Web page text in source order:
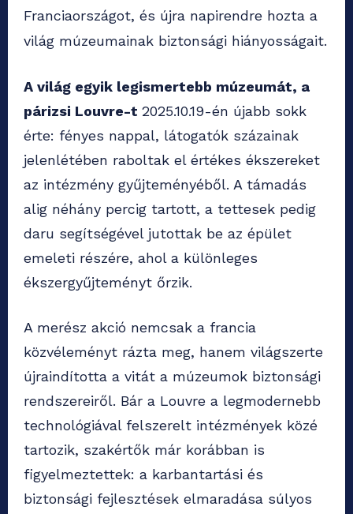
Franciaországot, és újra napirendre hozta a
világ múzeumainak biztonsági hiányosságait.
A világ egyik legismertebb múzeumát, a
párizsi Louvre-t 2025.10.19-én újabb sokk
érte: fényes nappal, látogatók százainak
jelenlétében raboltak el értékes ékszereket
az intézmény gyűjteményéből. A támadás
alig néhány percig tartott, a tettesek pedig
daru segítségével jutottak be az épület
emeleti részére, ahol a különleges
ékszergyűjteményt őrzik.
A merész akció nemcsak a francia
közvéleményt rázta meg, hanem világszerte
újraindította a vitát a múzeumok biztonsági
rendszereiről. Bár a Louvre a legmodernebb
technológiával felszerelt intézmények közé
tartozik, szakértők már korábban is
figyelmeztettek: a karbantartási és
biztonsági fejlesztések elmaradása súlyos